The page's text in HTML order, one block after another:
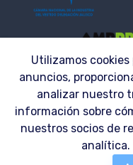
© 2026 | LAZZAR S.A. DE
Utilizamos
anuncios,
analizar nuestro
información sobre
nuestros socios de
analítica.